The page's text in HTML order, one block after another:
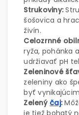
Strukoviny:
šošovica a
živín.
Celozrnné
ryža, pohánka
udržiavať pH
Zeleninové
zeleniny ako
byť
Zelený čaj: